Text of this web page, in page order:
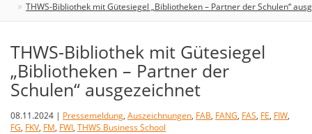
THWS-Bibliothek mit Gütesiegel „Bibliotheken – Partner der Schulen“
THWS-Bibliothek mit Gütesiegel
„Bibliotheken – Partner der
Schulen“ ausgezeichnet
08.11.2024 | Pressemeldung, Auszeichnungen, FAB, FANG, FAS, FE, FIW,
FG, FKV, FM, FWI, THWS Business School